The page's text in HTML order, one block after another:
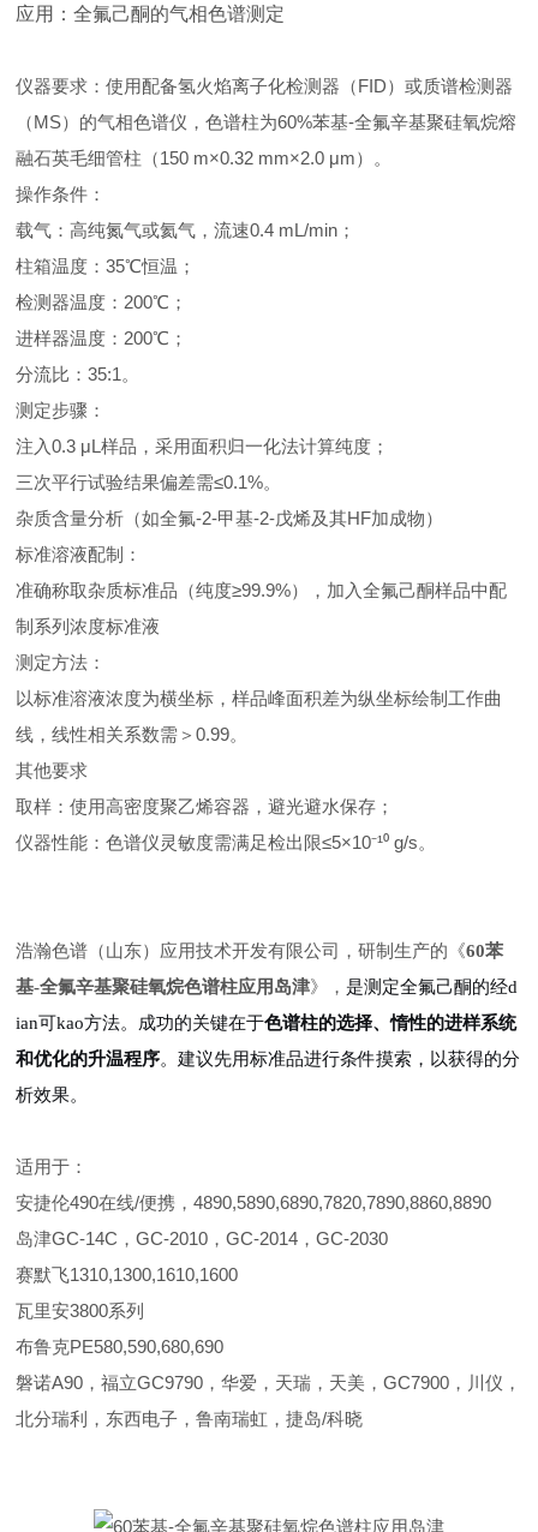
应用：全氟己酮的气相色谱测定
仪器要求：使用配备氢火焰离子化检测器（FID）或质谱检测器
（MS）的气相色谱仪，色谱柱为60%苯基-全氟辛基聚硅氧烷熔
融石英毛细管柱（150 m×0.32 mm×2.0 μm）。 ‌
操作条件：
载气：高纯氮气或氦气，流速0.4 mL/min；
柱箱温度：35℃恒温；
检测器温度：200℃；
进样器温度：200℃；
分流比：35:1。 ‌
测定步骤：
注入0.3 μL样品，采用面积归一化法计算纯度；
三次平行试验结果偏差需≤0.1%。 ‌
杂质含量分析（如全氟-2-甲基-2-戊烯及其HF加成物）
标准溶液配制：
准确称取杂质标准品（纯度≥99.9%），加入全氟己酮样品中配
制系列浓度标准液
测定方法：
以标准溶液浓度为横坐标，样品峰面积差为纵坐标绘制工作曲
线，线性相关系数需＞0.99。 ‌
其他要求
取样：使用高密度聚乙烯容器，避光避水保存；
仪器性能：色谱仪灵敏度需满足检出限≤5×10⁻¹⁰ g/s。 ‌
浩瀚色谱（山东）应用技术开发有限公司，研制生产的《60苯
基-全氟辛基聚硅氧烷色谱柱应用岛津》，是测定全氟己酮的经d
ian可kao方法。成功的关键在于色谱柱的选择、惰性的进样系统
和优化的升温程序。建议先用标准品进行条件摸索，以获得的分
析效果。
适用于：
安捷伦490在线/便携，4890,5890,6890,7820,7890,8860,8890
岛津GC-14C，GC-2010，GC-2014，GC-2030
赛默飞1310,1300,1610,1600
瓦里安3800系列
布鲁克PE580,590,680,690
磐诺A90，福立GC9790，华爱，天瑞，天美，GC7900，川仪，
北分瑞利，东西电子，鲁南瑞虹，捷岛/科晓